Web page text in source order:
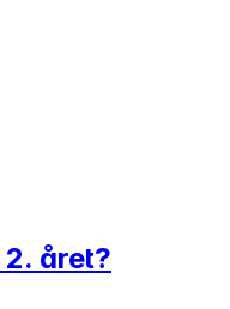
året?